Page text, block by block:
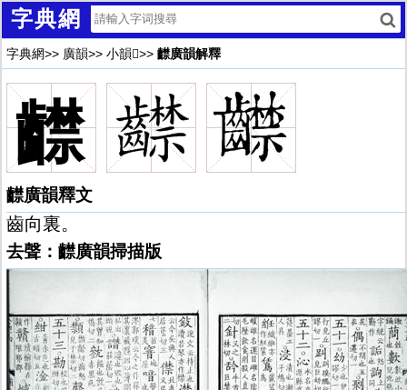
字典網
字典網>> 廣韻>> 小韻𦧈>> 齽廣韻解釋
齽
齽廣韻釋文
齒向裏。
去聲：齽廣韻掃描版